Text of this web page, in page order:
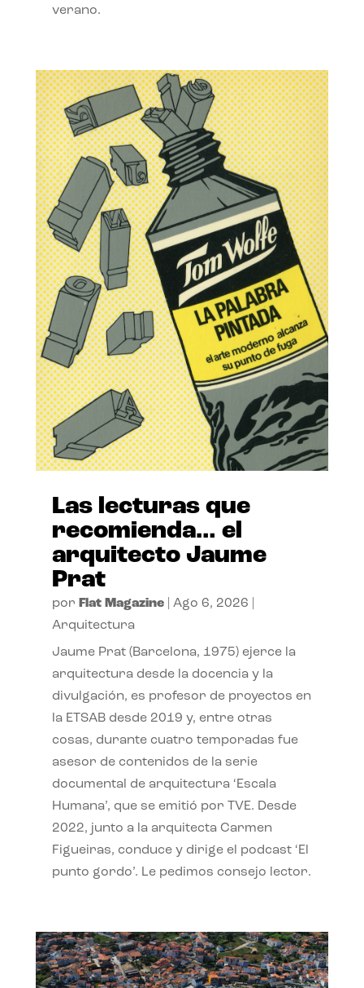
verano.
Las lecturas que
recomienda… el
arquitecto Jaume
Prat
por Flat Magazine| Ago 6, 2026
Arquitectura
Jaume Prat (Barcelona, 1975) ejerce la
arquitectura desde la docencia y la
divulgación, es profesor de proyectos en
la ETSAB desde 2019 y, entre otras
cosas, durante cuatro temporadas fue
asesor de contenidos de la serie
documental de arquitectura ‘Escala
Humana’, que se emitió por TVE. Desde
2022, junto a la arquitecta Carmen
Figueiras, conduce y dirige el podcast ‘El
punto gordo’. Le pedimos consejo lector.